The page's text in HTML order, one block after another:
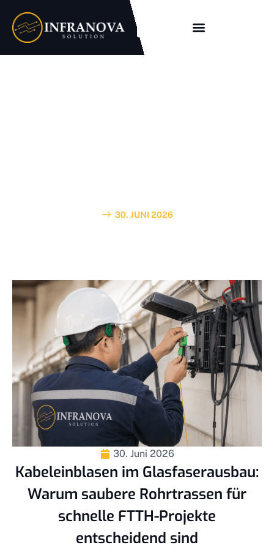
30. JUNI 2026
30. Juni 2026
Kabeleinblasen im Glasfaserausbau:
Warum saubere Rohrtrassen für
schnelle FTTH-Projekte
entscheidend sind